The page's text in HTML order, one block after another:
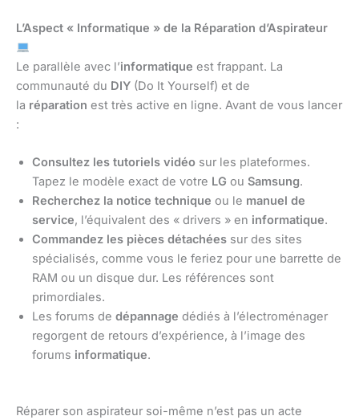
L’Aspect « Informatique » de la Réparation d’Aspirateur
Le parallèle avec l’informatique est frappant. La
communauté du DIY (Do It Yourself) et de
la réparation est très active en ligne. Avant de vous lancer
:
Consultez les tutoriels vidéo sur les plateformes.
Tapez le modèle exact de votre LG ou Samsung.
Recherchez la notice technique ou le manuel de
service, l’équivalent des « drivers » en informatique.
Commandez les pièces détachées sur des sites
spécialisés, comme vous le feriez pour une barrette de
RAM ou un disque dur. Les références sont
primordiales.
Les forums de dépannage dédiés à l’électroménager
regorgent de retours d’expérience, à l’image des
forums informatique.
Réparer son aspirateur soi-même n’est pas un acte